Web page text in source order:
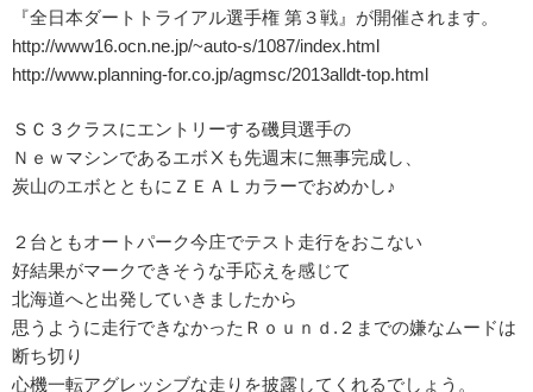
『全日本ダートトライアル選手権 第３戦』が開催されます。
http://www16.ocn.ne.jp/~auto-s/1087/index.html
http://www.planning-for.co.jp/agmsc/2013alldt-top.html
ＳＣ３クラスにエントリーする磯貝選手の
ＮｅｗマシンであるエボⅩも先週末に無事完成し、
炭山のエボとともにＺＥＡＬカラーでおめかし♪
２台ともオートパーク今庄でテスト走行をおこない
好結果がマークできそうな手応えを感じて
北海道へと出発していきましたから
思うように走行できなかったＲｏｕｎｄ.２までの嫌なムードは
断ち切り
心機一転アグレッシブな走りを披露してくれるでしょう。